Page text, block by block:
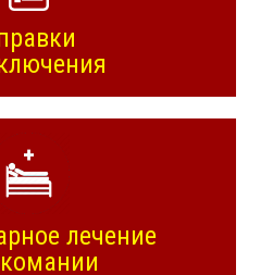
лечение